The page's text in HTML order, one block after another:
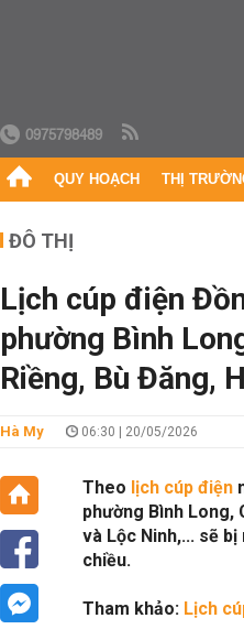
0975798489
QUY HOẠCH THỊ
ĐÔ THỊ
Lịch cúp điện
phường Bình
Riềng, Bù Đăng,
Hà My 06:30 | 20/05/2026
Theo lịch cúp điện
phường Bình Long,
và Lộc Ninh,... sẽ
chiều.
Tham khảo: Lịch